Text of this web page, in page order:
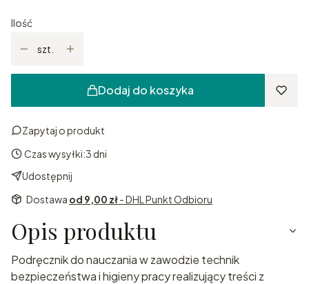
Ilość
szt.
Dodaj do koszyka
Zapytaj o produkt
Czas wysyłki:3 dni
Udostępnij
Dostawa od 9,00 zł- DHL Punkt Odbioru
Opis produktu
Podręcznik do nauczania w zawodzie technik
bezpieczeństwa i higieny pracy realizujący treści z